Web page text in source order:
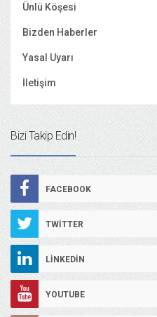
Ünlü Köşesi
Bizden Haberler
Yasal Uyarı
İletişim
Bizi Takip Edin!
FACEBOOK
TWITTER
LINKEDIN
YOUTUBE